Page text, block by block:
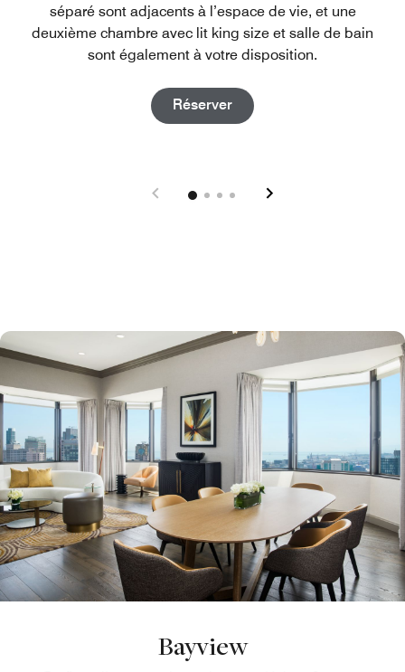
séparé sont adjacents à l’espace de vie, et une
deuxième chambre avec lit king size et salle de bain
sont également à votre disposition.
RéserverOpen in New Tab
Bayview